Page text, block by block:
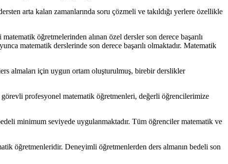
arta kalan zamanlarında soru çözmeli ve takıldığı yerlere özellikle
öğretmelerinden alınan özel dersler son derece başarılı
matematik derslerinde son derece başarılı olmaktadır. Matematik
almaları için uygun ortam oluşturulmuş, birebir derslikler
profesyonel matematik öğretmenleri, değerli öğrencilerimize
minimum seviyede uygulanmaktadır. Tüm öğrenciler matematik ve
öğretmenleridir. Deneyimli öğretmenlerden ders almanın bedeli son